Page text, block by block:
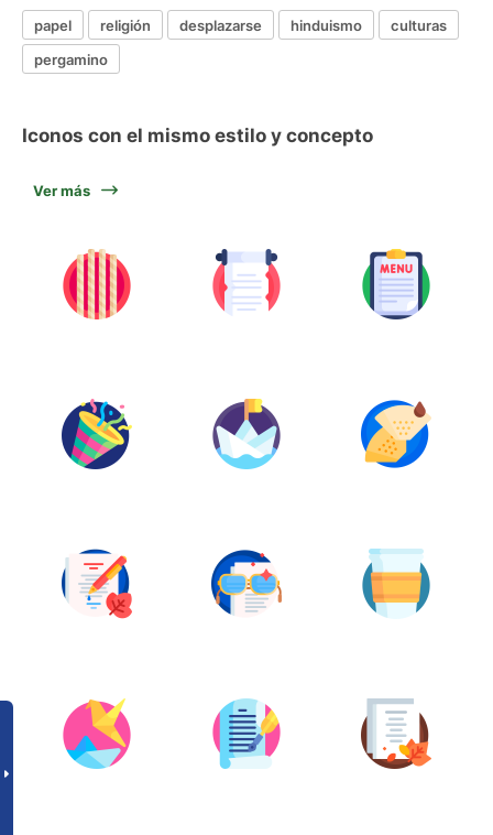
papel religión desplazarse hinduismo
culturas
pergamino
Iconos con el mismo estilo y concepto
Ver más